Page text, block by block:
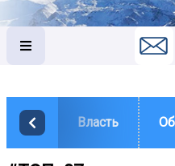
Власть